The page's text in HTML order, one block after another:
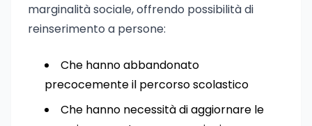
marginalità sociale, offrendo possibilità di
reinserimento a persone:
Che hanno abbandonato
precocemente il percorso scolastico
Che hanno necessità di aggiornare le